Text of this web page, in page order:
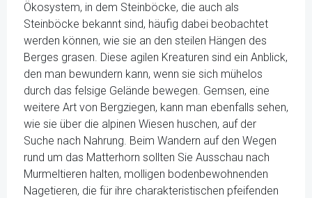
Ökosystem, in dem Steinböcke, die auch als
Steinböcke bekannt sind, häufig dabei beobachtet
werden können, wie sie an den steilen Hängen des
Berges grasen. Diese agilen Kreaturen sind ein Anblick,
den man bewundern kann, wenn sie sich mühelos
durch das felsige Gelände bewegen. Gemsen, eine
weitere Art von Bergziegen, kann man ebenfalls sehen,
wie sie über die alpinen Wiesen huschen, auf der
Suche nach Nahrung. Beim Wandern auf den Wegen
rund um das Matterhorn sollten Sie Ausschau nach
Murmeltieren halten, molligen bodenbewohnenden
Nagetieren, die für ihre charakteristischen pfeifenden